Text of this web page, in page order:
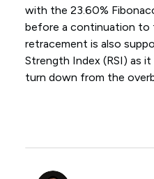
with the 23.60%
before a continuation to
retracement is also
Strength Index (RSI) as
turn down from the